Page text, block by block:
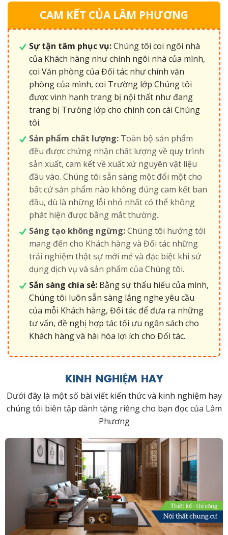
CAM KẾT CỦA LÂM PHƯƠNG
Sự tận tâm phục vụ:Chúng tôi coi ngôi nhà
của Khách hàng như chính ngôi nhà của mình,
coi Văn phòng của Đối tác như chính văn
phòng của mình, coi Trường lớp Chúng tôi
được vinh hạnh trang bị nội thất như đang
trang bị Trường lớp cho chính con cái Chúng
tôi.
Sản phẩm chất lượng: Toàn bộ sản phẩm
đều được chứng nhận chất lượng về quy trình
sản xuất, cam kết về xuất xứ nguyên vật liệu
đầu vào. Chúng tôi sẵn sàng một đổi một cho
bất cứ sản phẩm nào không đúng cam kết ban
đầu, dù là những lỗi nhỏ nhất có thể không
phát hiện được bằng mắt thường.
Sáng tạo không ngừng:Chúng tôi hướng tới
mang đến cho Khách hàng và Đối tác những
trải nghiệm thật sự mới mẻ và đặc biệt khi sử
dụng dịch vụ và sản phẩm của Chúng tôi.
Sẵn sàng chia sẻ: Bằng sự thấu hiểu của mình,
Chúng tôi luôn sẵn sàng lắng nghe yêu cầu
của mỗi Khách hàng, Đối tác để đưa ra những
tư vấn, đề nghị hợp tác tối ưu ngân sách cho
Khách hàng và hài hòa lợi ích cho Đối tác.
KINH NGHIỆM HAY
Dưới đây là một số bài viết kiến thức và kinh nghiệm hay
chúng tôi biên tập dành tặng riêng cho bạn đọc của Lâm
Phương